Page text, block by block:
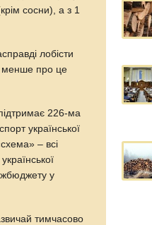
сосни), а з 1
лобісти
менше про це
226-ма
української
– всі
у
тимчасово